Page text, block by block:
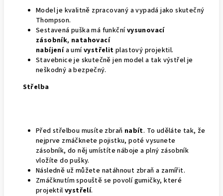
Model je kvalitně zpracovaný a vypadá jako skutečný
Thompson.
Sestavená puška má funkčnívysunovací
zásobník, natahovací
nabíjenía umívystřelit plastový projektil.
Stavebnice je skutečně jen model a tak výstřel je
neškodný a bezpečný.
Střelba
Před střelbou musíte zbraň nabít. To uděláte tak, že
nejprve zmáčknete pojistku, poté vysunete
zásobník, do něj umístíte náboje a plný zásobník
vložíte do pušky.
Následně už můžete natáhnout zbraň a zamířit.
Zmáčknutím spouště se povolí gumičky, které
projektilvystřelí.